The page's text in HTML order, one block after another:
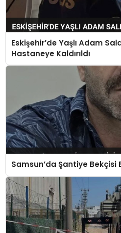
Eskişehir’de Yaşlı Adam
Hastaneye Kaldırıldı
Samsun’da Şantiye Bekçisi